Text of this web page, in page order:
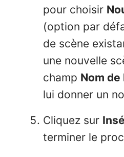
pour choisir
(option par
de scène
une nouvelle
champ Nom de
lui donner un
Cliquez sur
terminer le